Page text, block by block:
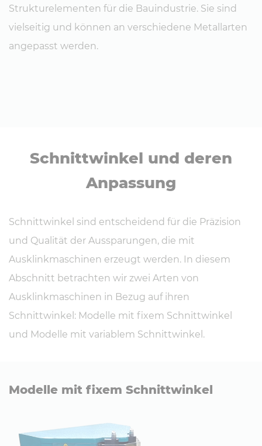
Strukturelementen für die Bauindustrie. Sie sind
vielseitig und können an verschiedene Metallarten
angepasst werden.
Schnitt­win­kel und deren
Anpassung
Schnittwinkel sind entscheidend für die Präzision
und Qualität der Aussparungen, die mit
Ausklinkmaschinen erzeugt werden. In diesem
Abschnitt betrachten wir zwei Arten von
Ausklinkmaschinen in Bezug auf ihren
Schnittwinkel: Modelle mit fixem Schnittwinkel
und Modelle mit variablem Schnittwinkel.
Modelle mit fixem Schnitt­win­kel